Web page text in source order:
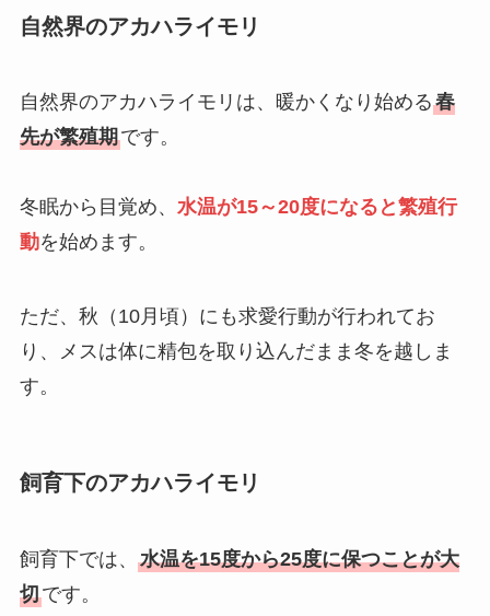
自然界のアカハライモリ
自然界のアカハライモリは、暖かくなり始める春
先が繁殖期です。
冬眠から目覚め、 水温が15～20度になると繁殖行
動を始めます。
ただ、秋（10月頃）にも求愛行動が行われてお
り、メスは体に精包を取り込んだまま冬を越しま
す。
飼育下のアカハライモリ
飼育下では、 水温を15度から25度に保つことが大
切です。